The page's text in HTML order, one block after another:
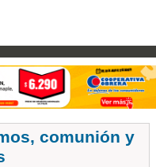
comunión y